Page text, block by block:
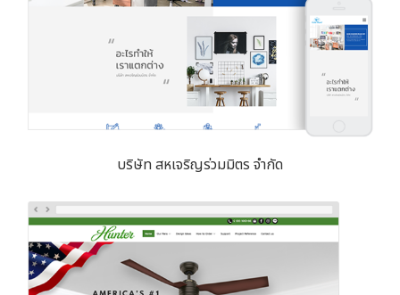
บริษัท สหเจริญร่วมมิตร จำกัด